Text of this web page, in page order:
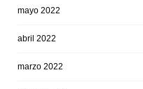
mayo 2022
abril 2022
marzo 2022